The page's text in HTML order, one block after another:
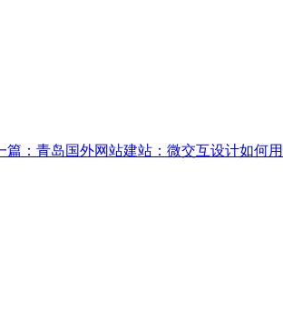
篇： 青岛国外网站建站：微交互设计如何